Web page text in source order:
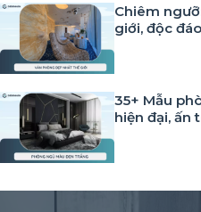
Chiêm
giới, độc
35+ Mẫu
hiện đại, ấn